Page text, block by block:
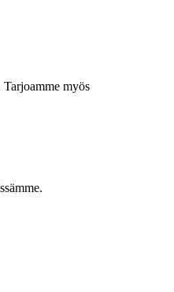
myös